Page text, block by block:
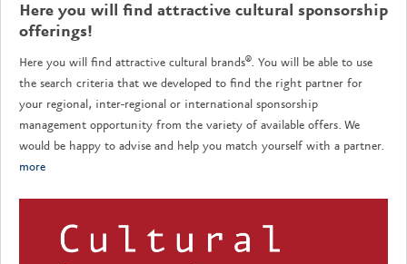
Here you will find attractive cultural sponsorship
offerings!
Here you will find attractive cultural brands®. You will be able to use
the search criteria that we developed to find the right partner for
your regional, inter-regional or international sponsorship
management opportunity from the variety of available offers. We
would be happy to advise and help you match yourself with a partner.
more